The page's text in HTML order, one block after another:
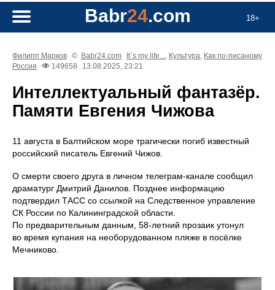
18+
Babr24.com
Филипп Марков © Babr24.com It`s my life..., Культура, Как по-писаному
Россия
149658 13.08.2025, 23:21
Интеллектуальный фантазёр.
Памяти Евгения Чижова
11 августа в Балтийском море трагически погиб известный
российский писатель Евгений Чижов.
О смерти своего друга в личном телеграм-канале сообщил
драматург Дмитрий Данилов. Позднее информацию
подтвердил ТАСС со ссылкой на Следственное управление
СК России по Калининградской области.
По предварительным данным, 58‑летний прозаик утонул
во время купания на необорудованном пляже в посёлке
Мечниково.